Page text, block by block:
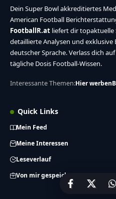
Dein Super Bowl akkreditiertes
American Football
FootballR.at liefert dir topaktuelle
detaillierte Analysen und exklusive
deutscher Sprache. Verlass dich
tägliche Dosis Football-Wissen.
Interessante Themen:Hier werben
Quick Links
Mein Feed
Meine Interessen
Leseverlauf
Von mir gespeichert